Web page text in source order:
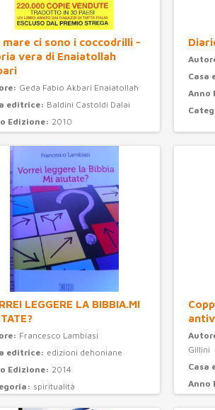
mare ci sono i coccodrilli -
vera di Enaiatollah
Geda Fabio Akbari Enaiatollah
editrice: Baldini Castoldi Dalai
Edizione: 2010
Casa
Anno
LEGGERE LA BIBBIA.MI
Francesco Lambiasi
editrice: edizioni dehoniane
Edizione: 2014
spiritualità
Gillini
Casa
Anno